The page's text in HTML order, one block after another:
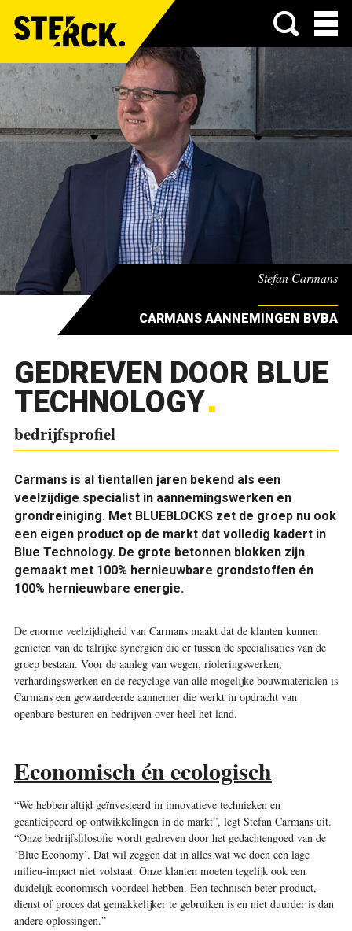
Menu
Stefan Carmans
CARMANS AANNEMINGEN BVBA
GEDREVEN DOOR BLUE
TECHNOLOGY
bedrijfsprofiel
Carmans is al tientallen jaren bekend als een
veelzijdige specialist in aannemingswerken en
grondreiniging. Met BLUEBLOCKS zet de groep nu ook
een eigen product op de markt dat volledig kadert in
Blue Technology. De grote betonnen blokken zijn
gemaakt met 100% hernieuwbare grondstoffen én
100% hernieuwbare energie.
De enorme veelzijdigheid van Carmans maakt dat de klanten kunnen
genieten van de talrijke synergiën die er tussen de specialisaties van de
groep bestaan. Voor de aanleg van wegen, rioleringswerken,
verhardingswerken en de recyclage van alle mogelijke bouwmaterialen is
Carmans een gewaardeerde aannemer die werkt in opdracht van
openbare besturen en bedrijven over heel het land.
Economisch én ecologisch
“We hebben altijd geïnvesteerd in innovatieve technieken en
geanticipeerd op ontwikkelingen in de markt”, legt Stefan Carmans uit.
“Onze bedrijfsfilosofie wordt gedreven door het gedachtengoed van de
‘Blue Economy’. Dat wil zeggen dat in alles wat we doen een lage
milieu-impact niet volstaat. Onze klanten moeten tegelijk ook een
duidelijk economisch voordeel hebben. Een technisch beter product,
dienst of proces dat gemakkelijker te gebruiken is en niet duurder is dan
andere oplossingen.”